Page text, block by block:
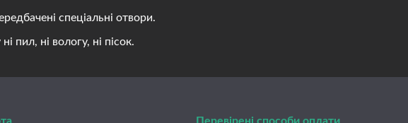
спеціальні отвори.
ні вологу, ні пісок.